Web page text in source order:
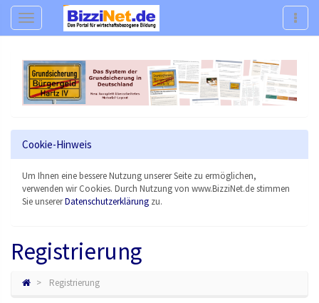
Navigation
Cookie-Hinweis
Um Ihnen eine bessere Nutzung unserer Seite zu ermöglichen,
verwenden wir Cookies. Durch Nutzung von www.BizziNet.de stimmen
Sie unsererDatenschutzerklärung zu.
Registrierung
Registrierung